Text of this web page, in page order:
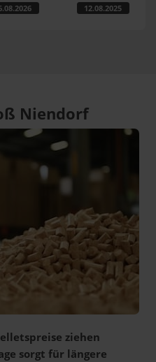
12.08.2025
Niendorf
ziehen
sorgt für längere